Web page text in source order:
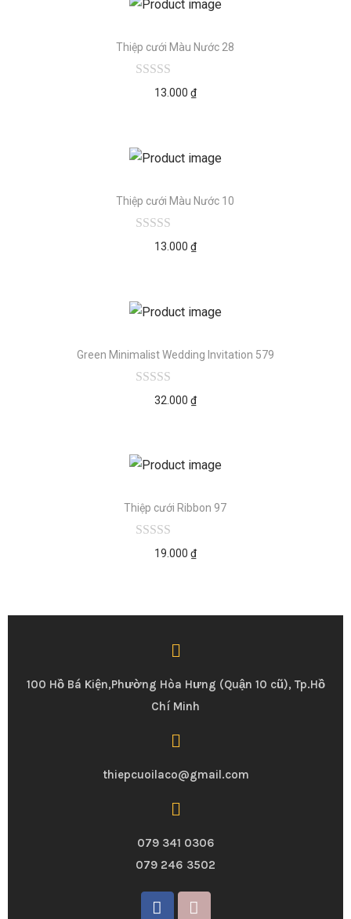
Thiệp cưới Màu Nước 28
13.000 ₫
Thiệp cưới Màu Nước 10
13.000 ₫
Green Minimalist Wedding Invitation 579
32.000 ₫
Thiệp cưới Ribbon 97
19.000 ₫
100 Hồ Bá Kiện,Phường Hòa Hưng (Quận 10 cũ), Tp.Hồ
Chí Minh
thiepcuoilaco@gmail.com
079 341 0306
079 246 3502